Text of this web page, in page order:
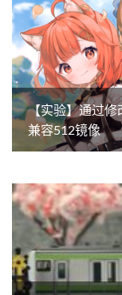
【实验】通过
兼容512镜像